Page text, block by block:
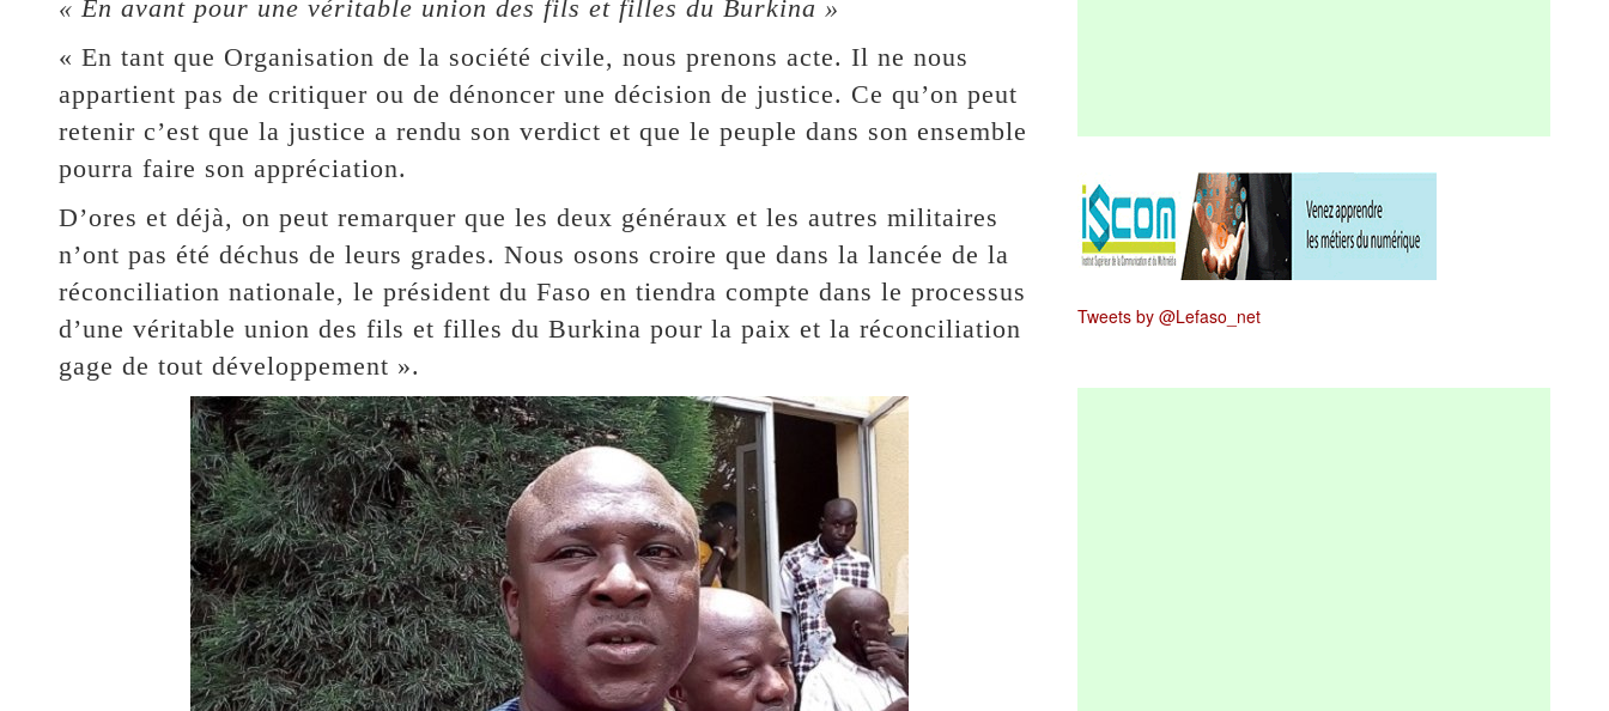
« En avant pour une véritable union des fils et filles du Burkina »
« En tant que Organisation de la société civile, nous prenons acte. Il ne nous
appartient pas de critiquer ou de dénoncer une décision de justice. Ce qu’on peut
retenir c’est que la justice a rendu son verdict et que le peuple dans son ensemble
pourra faire son appréciation.
D’ores et déjà, on peut remarquer que les deux généraux et les autres militaires
n’ont pas été déchus de leurs grades. Nous osons croire que dans la lancée de la
réconciliation nationale, le président du Faso en tiendra compte dans le processus
d’une véritable union des fils et filles du Burkina pour la paix et la réconciliation
gage de tout développement ».
Tweets by @Lefaso_net